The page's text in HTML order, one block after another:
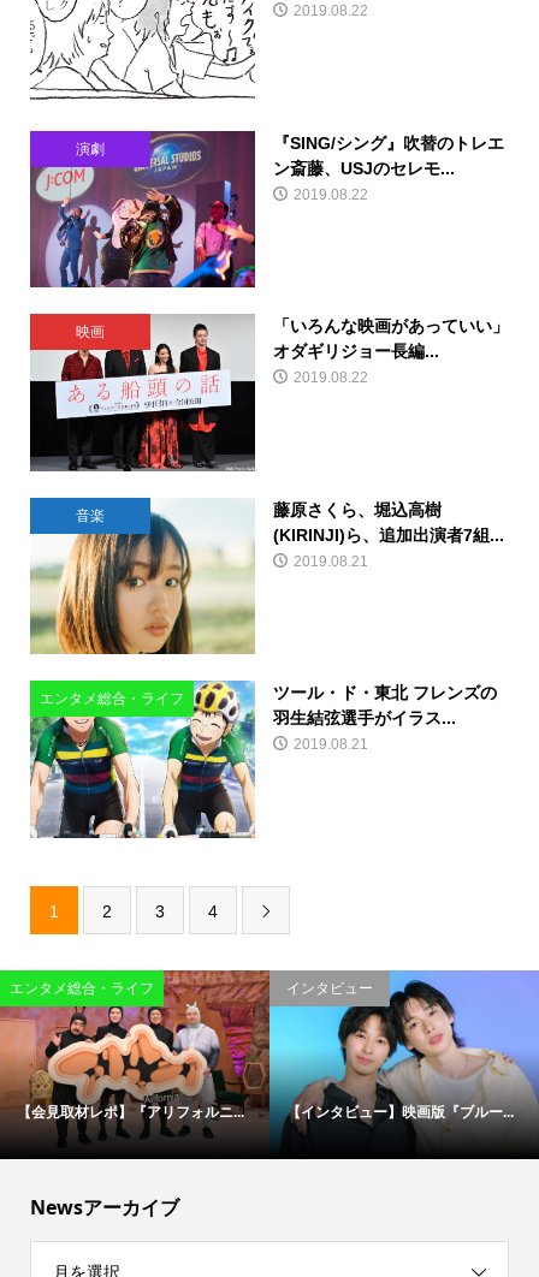
2019.08.22
演劇
『SING/シング』吹替のトレエ
ン斎藤、USJのセレモ...
2019.08.22
映画
「いろんな映画があっていい」
オダギリジョー長編...
2019.08.22
音楽
藤原さくら、堀込高樹
(KIRINJI)ら、追加出演者7組...
2019.08.21
エンタメ総合・ライフ
ツール・ド・東北 フレンズの
羽生結弦選手がイラス...
2019.08.21
1 2 3 4 
エンタメ総合・ライフ
【会見取材レポ】『アリフォルニ...
インタビュー
【インタビュー】映画版『ブルー...
Newsアーカイブ
月を選択